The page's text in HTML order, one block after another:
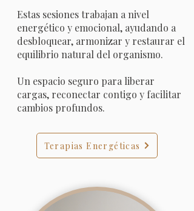
Estas sesiones trabajan a nivel
energético y emocional, ayudando a
desbloquear, armonizar y restaurar el
equilibrio natural del organismo.
Un espacio seguro para liberar
cargas, reconectar contigo y facilitar
cambios profundos.
Terapias Energéticas